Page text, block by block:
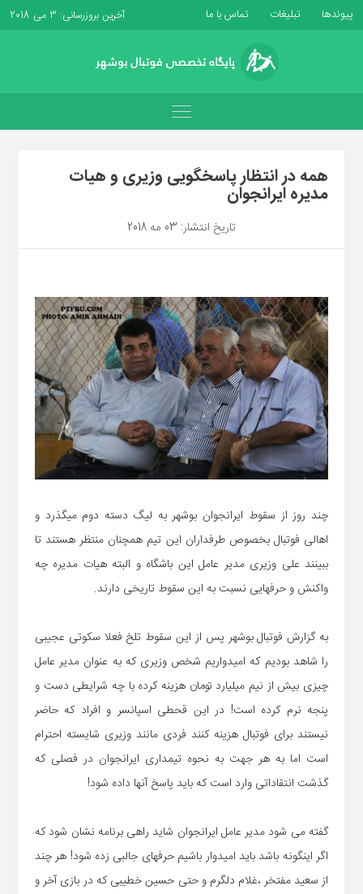
پیوندها تبلیغات تماس با ما آخرین بروزرسانی: 3 می 2018
همه در انتظار پاسخگویی وزیری و هیات
مدیره ایرانجوان
تاریخ انتشار: 03 مه 2018
چند روز از سقوط ایرانجوان بوشهر به لیگ دسته دوم میگذرد و
اهالی فوتبال بخصوص طرفداران این تیم همچنان منتظر هستند تا
ببینند علی وزیری مدیر عامل این باشگاه و البته هیات مدیره چه
واکنش و حرفهایی نسبت به این سقوط تاریخی دارند.
به گزارش فوتبال بوشهر پس از این سقوط تلخ فعلا سکوتی عجیبی
را شاهد بودیم که امیدواریم شخص وزیری که به عنوان مدیر عامل
چیزی بیش از نیم میلیارد تومان هزینه کرده با چه شرایطی دست و
پنجه نرم کرده است! در این قحطی اسپانسر و افراد که حاضر
نیستند برای فوتبال هزینه کنند فردی مانند وزیری شایسته احترام
است اما به هر جهت به نحوه تیمداری ایرانجوان در فصلی که
گذشت انتقاداتی وارد است که باید پاسخ آنها داده شود!
گفته می شود مدیر عامل ایرانجوان شاید راهی برنامه نشان شود که
اگر اینگونه باشد باید امیدوار باشیم حرفهای جالبی زده شود! هر چند
از سعید مفتخر ،غلام دلگرم و حتی حسین خطیبی که در بازی آخر و